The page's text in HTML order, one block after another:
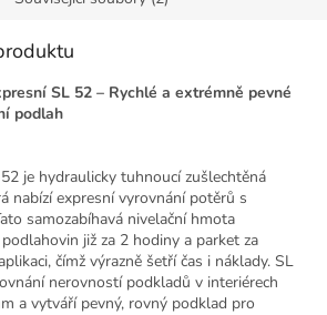
SL 52 – Rychlé a extrémně pevné
podlah
je hydraulicky tuhnoucí zušlechtěná
nabízí expresní vyrovnání potěrů s
samozabíhavá nivelační hmota
již za 2 hodiny a parket za
čímž výrazně šetří čas i náklady. SL
nerovností podkladů v interiérech
a vytváří pevný, rovný podklad pro